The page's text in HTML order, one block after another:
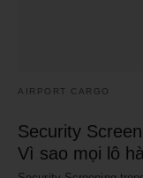
AIRPORT CARGO
Security
Vì sao mọi lô